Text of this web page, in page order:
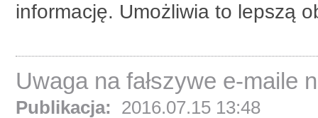
informację. Umożliwia to lepszą
Uwaga na fałszywe e-maile
Publikacja: 2016.07.15 13:48